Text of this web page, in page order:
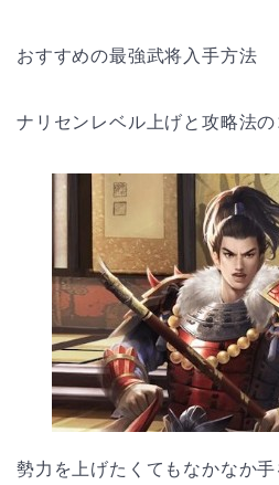
おすすめの最強武将入手方法
ナリセンレベル上げと攻略法の
勢力を上げたくてもなかなか